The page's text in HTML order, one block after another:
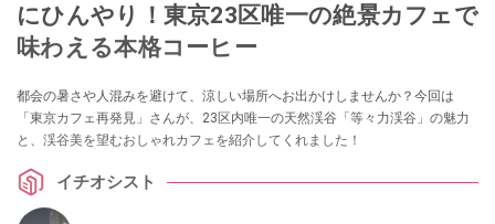
にひんやり！東京23区唯一の絶景カフェで
味わえる本格コーヒー
都会の暑さや人混みを避けて、涼しい場所へお出かけしませんか？今回は
「東京カフェ再発見」さんが、23区内唯一の天然渓谷「等々力渓谷」の魅力
と、渓谷美を望むおしゃれカフェを紹介してくれました！
イチオシスト